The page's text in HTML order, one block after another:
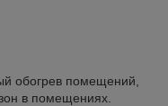
обогрев помещений,
в помещениях.